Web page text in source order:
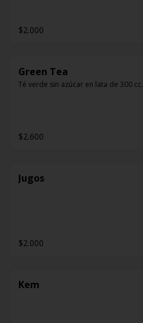
$2.000
Green Tea
Té verde sin azúcar en lata de 300 cc.
$2.600
Jugos
$2.000
Kem